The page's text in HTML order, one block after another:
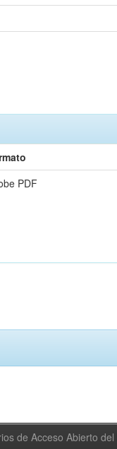
PDF
de Acceso Abierto